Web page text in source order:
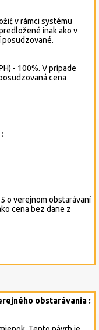
v rámci systému
inak ako v
posudzované.
- 100%. V prípade
cena
o verejnom obstarávaní
cena bez dane z
obstarávania :